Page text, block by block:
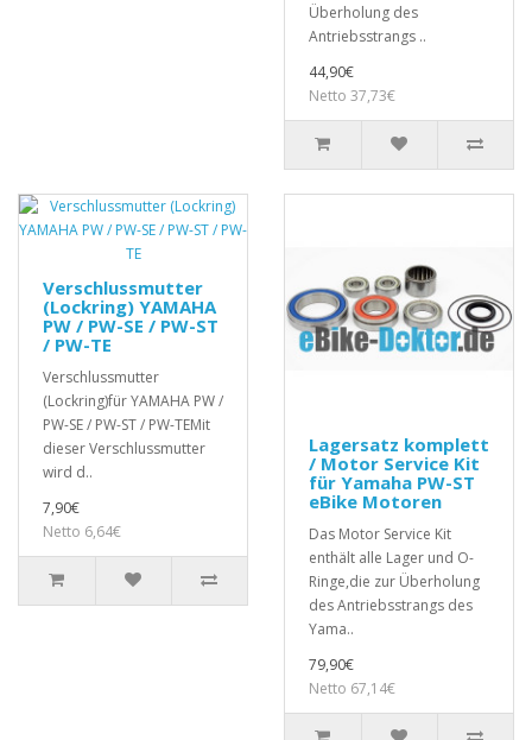
Überholung des
Antriebsstrangs ..
44,90€
Netto 37,73€
Verschlussmutter
(Lockring) YAMAHA
PW / PW-SE / PW-ST
/ PW-TE
Verschlussmutter
(Lockring)für YAMAHA PW /
PW-SE / PW-ST / PW-TEMit
dieser Verschlussmutter
wird d..
7,90€
Netto 6,64€
Lagersatz komplett
/ Motor Service Kit
für Yamaha PW-ST
eBike Motoren
Das Motor Service Kit
enthält alle Lager und O-
Ringe,die zur Überholung
des Antriebsstrangs des
Yama..
79,90€
Netto 67,14€